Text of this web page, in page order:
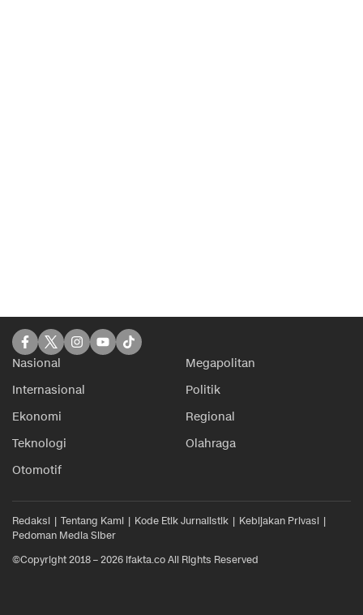
Nasional
Megapolitan
Internasional
Politik
Ekonomi
Regional
Teknologi
Olahraga
Otomotif
Redaksi Tentang Kami Kode Etik Jurnalistik
Kebijakan Privasi
Pedoman Media Siber
©Copyright 2018 – 2026 ifakta.co All Rights Reserved